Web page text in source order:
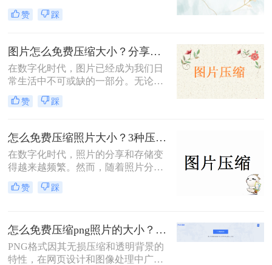
图片不仅占用大量存储空间，还会影
响上传和下载速度。因此，压缩图片
片怎么压缩大小免费呢？本文将介绍
两种免费压缩图片大小的方法，帮助
读者轻松解决图片文件过大的问题。
赞 踩
图片怎么免费压缩大小？分享三种高效压缩方法！
在数字化时代，图片已经成为我们日
常生活中不可或缺的一部分。无论是
社交媒体的分享、网站的建设，还是
个人的照片保存，图片的使用频率都
片数量不断增加，图片的大小也在不
断膨胀，导致存储空间不足、上传速
度慢以及加载时间延长等一系列问
题。因此，掌握图片怎么免费压缩大
小，既能节省存储空间又能保证图片
质量，成为了一项重要的技能。本文
赞 踩
怎么免费压缩照片大小？3种压缩方法推荐！
在数字化时代，照片的分享和存储变
得越来越频繁。然而，随着照片分辨
率的提高，文件大小也随之增加，这
不仅占据了大量存储空间，还在上传
能节省存储空间又能保证照片质量，
成为了一项重要的技能。本文将介绍
三种实用且高效的免费照片压缩方
赞 踩
怎么免费压缩png照片的大小？这二种压缩方法很多人在用！
PNG格式因其无损压缩和透明背景的
特性，在网页设计和图像处理中广受